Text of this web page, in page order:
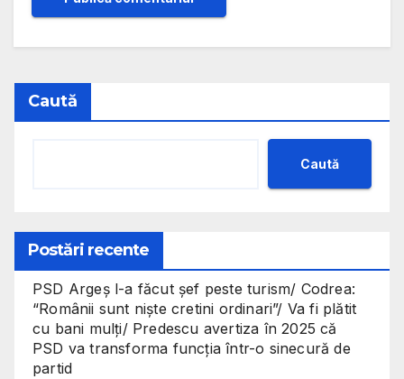
Caută
Caută
Postări recente
PSD Argeș l-a făcut șef peste turism/ Codrea:
“Românii sunt niște cretini ordinari”/ Va fi plătit
cu bani mulți/ Predescu avertiza în 2025 că
PSD va transforma funcția într-o sinecură de
partid